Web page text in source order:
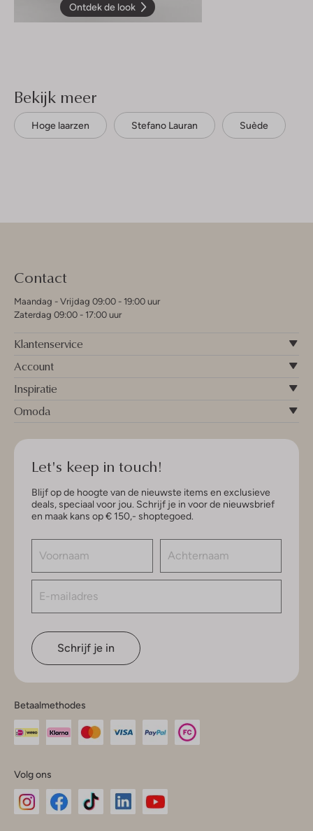
Ontdek de look
Bekijk meer
Hoge laarzen Stefano Lauran Suède
Contact
Maandag - Vrijdag 09:00 - 19:00 uur
Zaterdag 09:00 - 17:00 uur
Klantenservice
Account
Inspiratie
Omoda
Let's keep in touch!
Blijf op de hoogte van de nieuwste items en exclusieve
deals, speciaal voor jou. Schrijf je in voor de nieuwsbrief
en maak kans op € 150,- shoptegoed.
Schrijf je in
Betaalmethodes
Volg ons